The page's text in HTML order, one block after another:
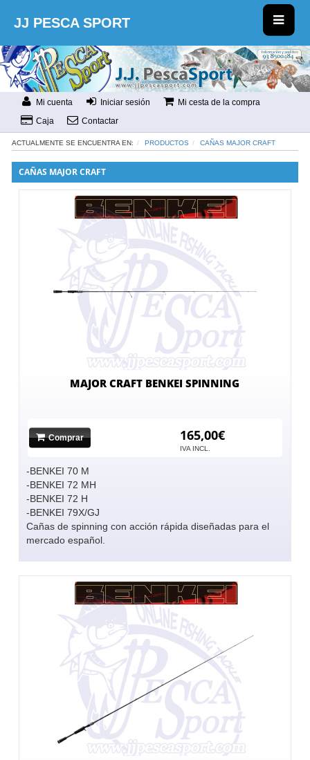
JJ PESCA SPORT
Mi cuenta Iniciar sesión
Mi cesta de la compra
Caja
Contactar
ACTUALMENTE SE ENCUENTRA EN: PRODUCTOS CAÑAS MAJOR CRAFT
CAÑAS MAJOR CRAFT
MAJOR CRAFT BENKEI SPINNING
Comprar 165,00€
IVA INCL.
-BENKEI 70 M
-BENKEI 72 MH
-BENKEI 72 H
-BENKEI 79X/GJ
Cañas de spinning con acción rápida diseñadas para el
mercado español.